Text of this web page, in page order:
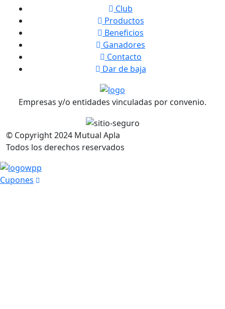
Club
Productos
Beneficios
Ganadores
Contacto
Dar de baja
Empresas y/o entidades vinculadas por convenio.
© Copyright2024 Mutual Apla
Todos los derechos reservados
Cupones